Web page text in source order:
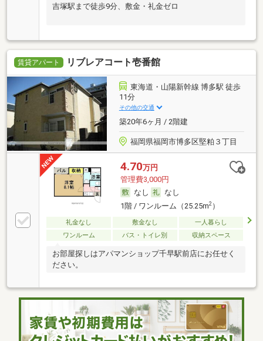
吉塚駅まで徒歩9分、敷金・礼金ゼロ
賃貸アパート リブレアコート壱番館
東海道・山陽新幹線 博多駅 徒歩
11分
その他の交通
築20年6ヶ月 / 2階建
福岡県福岡市博多区堅粕３丁目
4.70万円
管理費3,000円
なし
なし
1階 / ワンルーム（25.25m2）
礼金なし 敷金なし
一人暮らし
ワンルーム
バス・トイレ別 収納スペース
お部屋探しはアパマンショップ千早駅前店にお任せく
ださい。